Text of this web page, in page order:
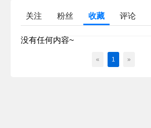
关注 粉丝 收藏 评论
没有任何内容~
« 1 »